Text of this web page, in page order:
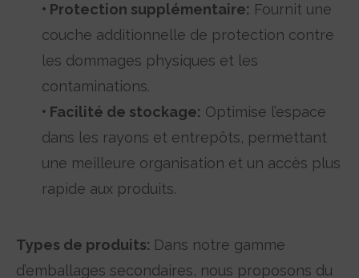
• Protection supplémentaire: Fournit une
couche additionnelle de protection contre
les dommages physiques et les
contaminations.
• Facilité de stockage: Optimise l’espace
dans les rayons et entrepôts, permettant
une meilleure organisation et un accès plus
rapide aux produits.
Types de produits: Dans notre gamme
d’emballages secondaires, nous proposons du